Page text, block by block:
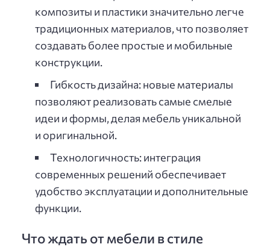
композиты и пластики значительно легче
традиционных материалов, что позволяет
создавать более простые и мобильные
конструкции.
Гибкость дизайна: новые материалы
позволяют реализовать самые смелые
идеи и формы, делая мебель уникальной
и оригинальной.
Технологичность: интеграция
современных решений обеспечивает
удобство эксплуатации и дополнительные
функции.
Что ждать от мебели в стиле